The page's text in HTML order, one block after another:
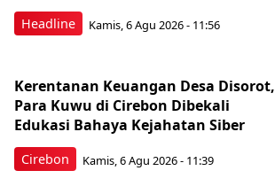
Headline Kamis, 6 Agu 2026 - 11:56
Cirebon
Kerentanan Keuangan Desa Disorot,
Para Kuwu di Cirebon Dibekali
Edukasi Bahaya Kejahatan Siber
Kamis, 6 Agu 2026 - 11:39